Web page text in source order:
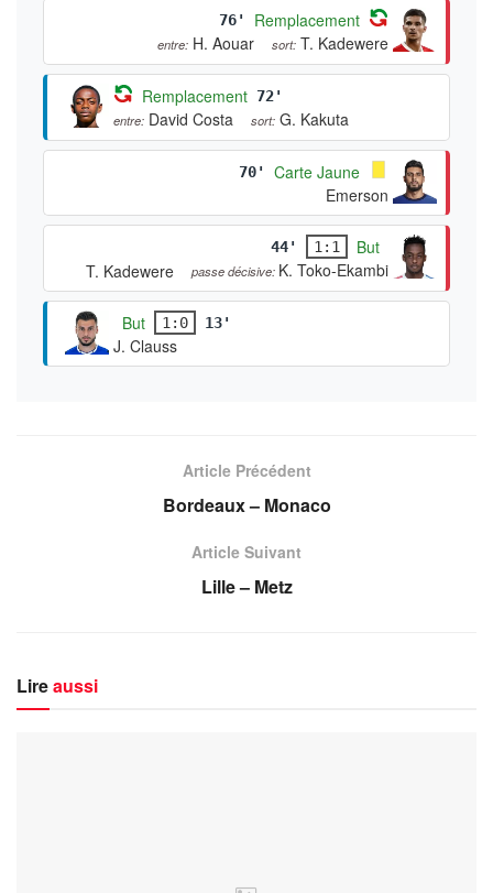
76' Remplacement
entre: H. Aouar sort: T. Kadewere
Remplacement 72'
entre: David Costa sort: G. Kakuta
70'
Carte Jaune
Emerson
44' 1:1
But
T. Kadewere
passe décisive: K. Toko-Ekambi
But 1:0 13'
J. Clauss
Article Précédent
Bordeaux – Monaco
Article Suivant
Lille – Metz
Lireaussi